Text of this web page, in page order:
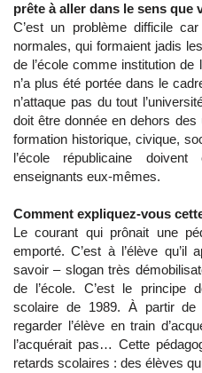
prête à aller dans le sens que
C’est un problème difficile
normales, qui formaient jadis
de l’école comme institution de
n’a plus été portée dans le
n’attaque pas du tout
doit être donnée en dehors
formation historique, civique,
l’école républicaine
enseignants eux-mêmes.
Comment expliquez-vous
Le courant qui prônait une
emporté. C’est à l’élève qu’il
savoir – slogan très
de l’école. C’est le principe
scolaire de 1989. À partir de
regarder l’élève en train
l’acquérait pas… Cette
retards scolaires : des élèves